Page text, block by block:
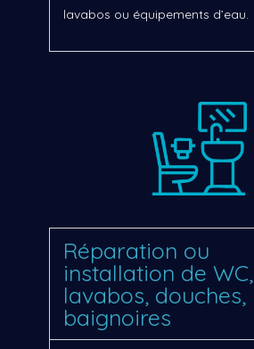
lavabos ou équipements d’eau.
Réparation ou
installation de WC,
lavabos, douches,
baignoires